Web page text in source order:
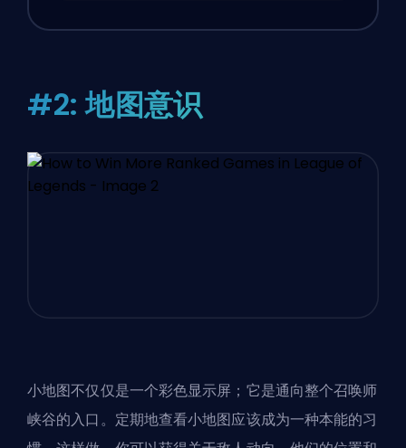
#2: 地图意识
小地图不仅仅是一个彩色显示屏；它是通向整个召唤师
峡谷的入口。定期地查看小地图应该成为一种本能的习